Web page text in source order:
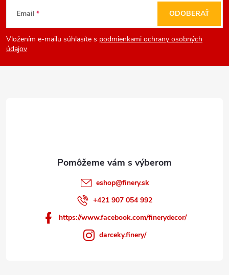
á
p
Email
Vložením e-mailu súhlasíte s podmienkami ochrany osobných
údajov
ODOBERAŤ
eshop@finery.sk
+421 907 054 992
https://www.facebook.com/finerydecor/
darceky.finery/